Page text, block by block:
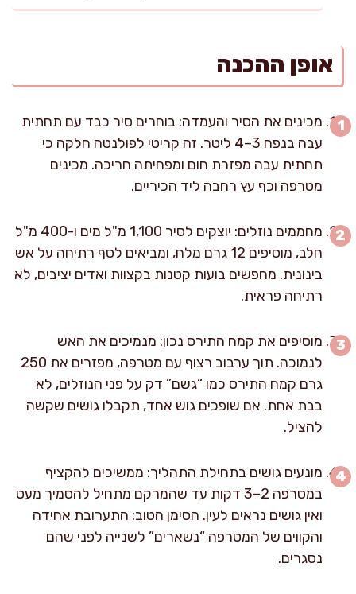
אופן ההכנה
מכינים את הסיר והעמדה: בוחרים סיר כבד עם תחתית
עבה בנפח 3–4 ליטר. זה קריטי לפולנטה חלקה כי
תחתית עבה מפזרת חום ומפחיתה חריכה. מכינים
מטרפה וכף עץ רחבה ליד הכיריים.
מחממים נוזלים: יוצקים לסיר 1,100 מ"ל מים ו-400 מ"ל
חלב, מוסיפים 12 גרם מלח, ומביאים לסף רתיחה על אש
בינונית. מחפשים בועות קטנות בקצוות ואדים יציבים, לא
רתיחה פראית.
מוסיפים את קמח התירס נכון: מנמיכים את האש
לנמוכה. תוך ערבוב רצוף עם מטרפה, מפזרים את 250
גרם קמח התירס כמו “גשם” דק על פני הנוזלים, לא
בבת אחת. אם שופכים גוש אחד, תקבלו גושים שקשה
להציל.
מונעים גושים בתחילת התהליך: ממשיכים להקציף
במטרפה 2–3 דקות עד שהמרקם מתחיל להסמיך מעט
ואין גושים נראים לעין. הסימן הטוב: התערובת אחידה
והקווים של המטרפה “נשארים” לשנייה לפני שהם
נסגרים.